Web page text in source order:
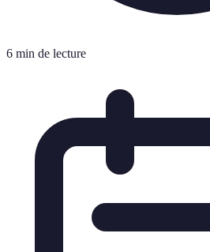
6 min de lecture